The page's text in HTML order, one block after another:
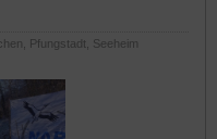
Pfungstadt Seeheim